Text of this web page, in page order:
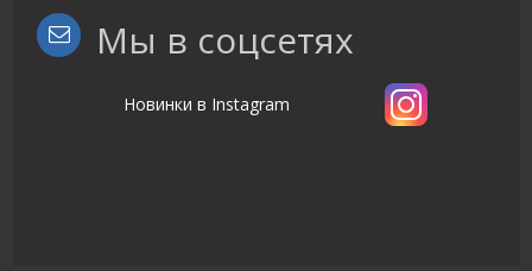
Мы в соцсетях
Новинки в Instagram